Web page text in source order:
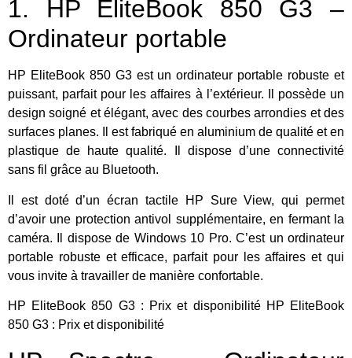
1. HP EliteBook 850 G3 –
Ordinateur portable
HP EliteBook 850 G3 est un ordinateur portable robuste et
puissant, parfait pour les affaires à l’extérieur. Il possède un
design soigné et élégant, avec des courbes arrondies et des
surfaces planes. Il est fabriqué en aluminium de qualité et en
plastique de haute qualité. Il dispose d’une connectivité
sans fil grâce au Bluetooth.
Il est doté d’un écran tactile HP Sure View, qui permet
d’avoir une protection antivol supplémentaire, en fermant la
caméra. Il dispose de Windows 10 Pro. C’est un ordinateur
portable robuste et efficace, parfait pour les affaires et qui
vous invite à travailler de manière confortable.
HP EliteBook 850 G3 : Prix et disponibilité HP EliteBook
850 G3 : Prix et disponibilité